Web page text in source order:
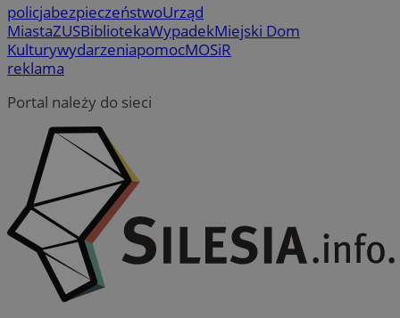
policjabezpieczeństwoUrząd
MiastaZUSBibliotekaWypadekMiejski Dom
KulturywydarzeniapomocMOSiR
reklama
Portal należy do sieci